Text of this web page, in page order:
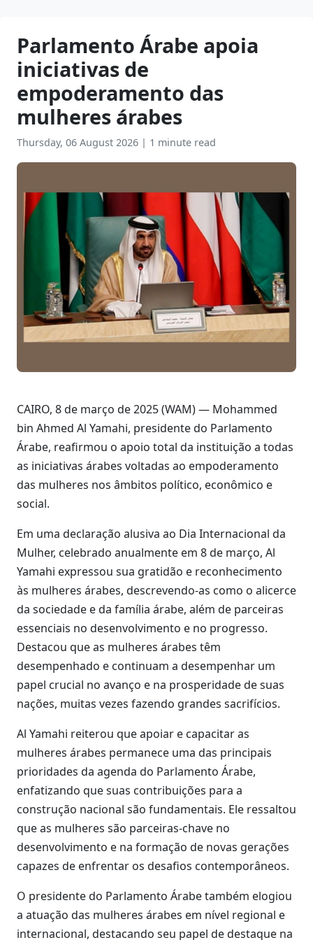
Parlamento Árabe apoia
iniciativas de
empoderamento das
mulheres árabes
Thursday, 06 August 2026 | 1 minute read
CAIRO, 8 de março de 2025 (WAM) — Mohammed
bin Ahmed Al Yamahi, presidente do Parlamento
Árabe, reafirmou o apoio total da instituição a todas
as iniciativas árabes voltadas ao empoderamento
das mulheres nos âmbitos político, econômico e
social.
Em uma declaração alusiva ao Dia Internacional da
Mulher, celebrado anualmente em 8 de março, Al
Yamahi expressou sua gratidão e reconhecimento
às mulheres árabes, descrevendo-as como o alicerce
da sociedade e da família árabe, além de parceiras
essenciais no desenvolvimento e no progresso.
Destacou que as mulheres árabes têm
desempenhado e continuam a desempenhar um
papel crucial no avanço e na prosperidade de suas
nações, muitas vezes fazendo grandes sacrifícios.
Al Yamahi reiterou que apoiar e capacitar as
mulheres árabes permanece uma das principais
prioridades da agenda do Parlamento Árabe,
enfatizando que suas contribuições para a
construção nacional são fundamentais. Ele ressaltou
que as mulheres são parceiras-chave no
desenvolvimento e na formação de novas gerações
capazes de enfrentar os desafios contemporâneos.
O presidente do Parlamento Árabe também elogiou
a atuação das mulheres árabes em nível regional e
internacional, destacando seu papel de destaque na